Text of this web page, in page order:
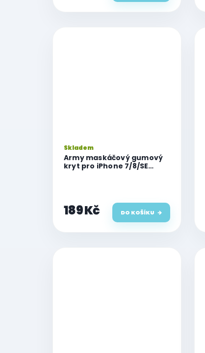
Army maskáčový gumový
kryt pro iPhone 7/8/SE
Skladem
189 Kč DO KOŠÍKU